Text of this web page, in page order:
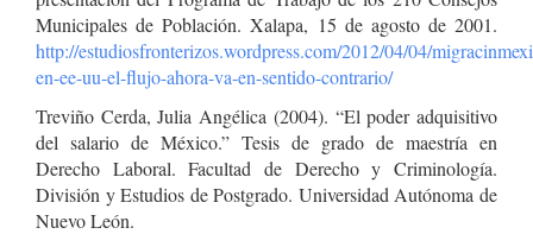
Municipales de Población. Xalapa, 15 de agosto de 2001.
http://estudiosfronterizos.wordpress.com/2012/04/04/
en-ee-uu-el-flujo-ahora-va-en-sentido-contrario/
Treviño Cerda, Julia Angélica (2004). “El poder adquisitivo
del salario de México.” Tesis de grado de maestría en
Derecho Laboral. Facultad de Derecho y Criminología.
División y Estudios de Postgrado. Universidad Autónoma de
Nuevo León.